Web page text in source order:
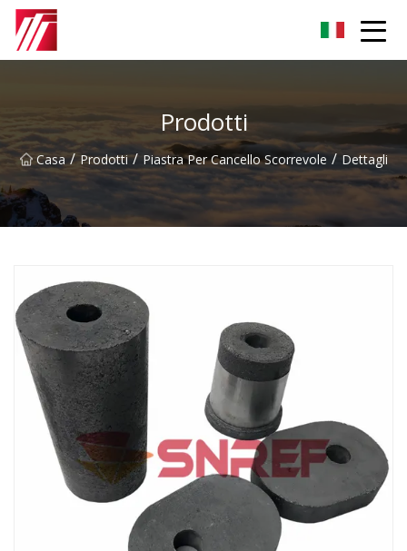
Prodotti
Casa / Prodotti / Piastra Per Cancello Scorrevole / Dettagli